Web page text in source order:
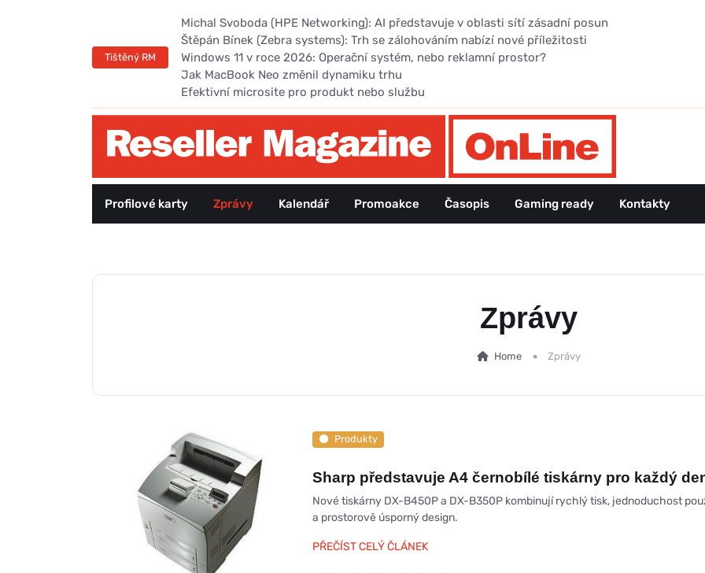
Tištěný RM
Michal Svoboda (HPE Networking): AI představuje v oblasti sítí zásadní posun
Štěpán Bínek (Zebra systems): Trh se zálohováním nabízí nové příležitosti
Windows 11 v roce 2026: Operační systém, nebo reklamní prostor?
Jak MacBook Neo změnil dynamiku trhu
Efektivní microsite pro produkt nebo službu
Profilové karty Zprávy Kalendář Promoakce Časopis Gaming ready Kontakty
Zprávy
Home Zprávy
Produkty
Sharp představuje A4 černobílé tiskárny pro každý
Nové tiskárny DX-B450P a DX-B350P kombinují rychlý tisk, jednoduchost
a prostorově úsporný design.
PŘEČÍST CELÝ ČLÁNEK